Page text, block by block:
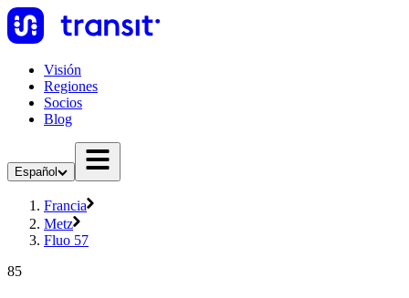
Visión
Regiones
Socios
Blog
Español
Francia
Metz
Fluo 57
85